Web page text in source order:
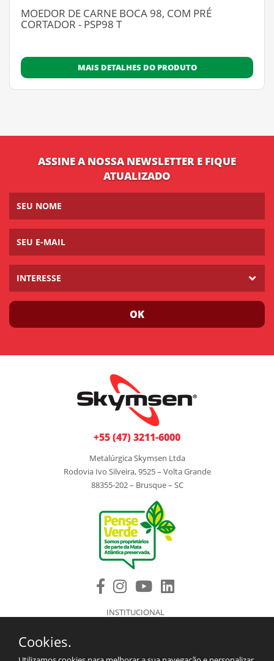
MOEDOR DE CARNE BOCA 98, COM PRÉ
CORTADOR - PSP98 T
MAIS DETALHES DO PRODUTO
ASSINE A NOSSA NEWSLETTER E FIQUE
ATUALIZADO
INTERESSE
OK
+55 (47) 3211-6000
Metalúrgica Skymsen Ltda
Rodovia Ivo Silveira, 9525 – Volta Grande
88355-202 – Brusque – SC
INSTITUCIONAL
Cookies.